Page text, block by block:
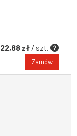
22,88 zł / szt.
Zamów